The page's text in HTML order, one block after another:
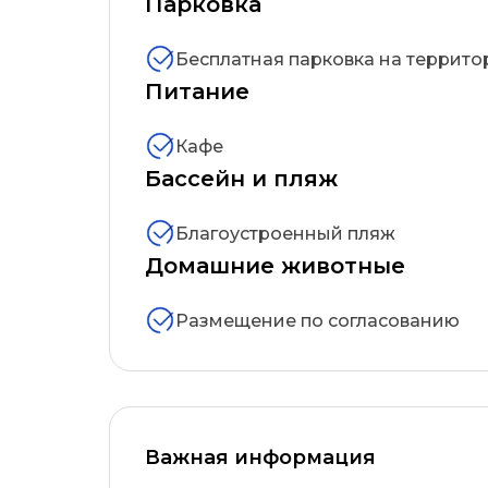
Бесплатная парковка на
Питание
Кафе
Бассейн и пляж
Благоустроенный пляж
Домашние животные
Размещение по согласованию
Важная информация